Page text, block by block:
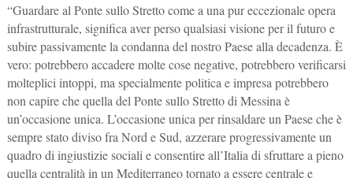
“Guardare al Ponte sullo Stretto come a una pur eccezionale opera
infrastrutturale, significa aver perso qualsiasi visione per il futuro e
subire passivamente la condanna del nostro Paese alla decadenza. È
vero: potrebbero accadere molte cose negative, potrebbero verificarsi
molteplici intoppi, ma specialmente politica e impresa potrebbero
non capire che quella del Ponte sullo Stretto di Messina è
un’occasione unica. L’occasione unica per rinsaldare un Paese che è
sempre stato diviso fra Nord e Sud, azzerare progressivamente un
quadro di ingiustizie sociali e consentire all’Italia di sfruttare a pieno
quella centralità in un Mediterraneo tornato a essere centrale e